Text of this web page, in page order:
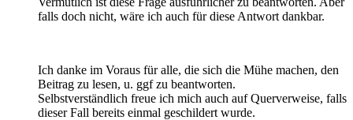
falls doch nicht, wäre ich auch für diese Antwort dankbar.
Ich danke im Voraus für alle, die sich die Mühe machen, den
Beitrag zu lesen, u. ggf zu beantworten.
Selbstverständlich freue ich mich auch auf Querverweise, falls
dieser Fall bereits einmal geschildert wurde.